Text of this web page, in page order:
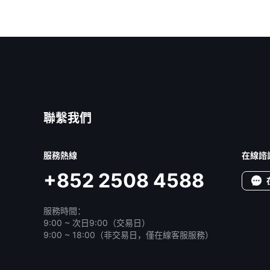
聯繫我們
服務熱線
+852 2508 4588
服務時間：
9:00 ~ 次日9:00（交易日）
9:00 ~ 18:00（非交易日，僅在線客服服務）
在線諮